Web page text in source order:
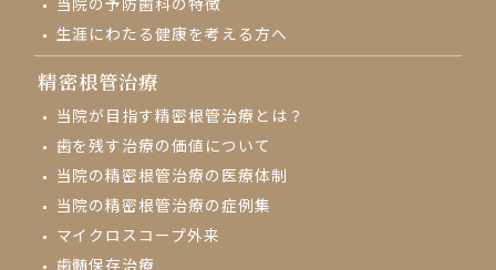
生涯にわたる健康を考える方へ
精密根管治療
当院が目指す精密根管治療とは？
歯を残す治療の価値について
当院の精密根管治療の医療体制
当院の精密根管治療の症例集
マイクロスコープ外来
⻭髄保存治療